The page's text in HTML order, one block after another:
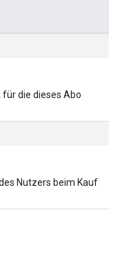
für die dieses Abo
Nutzers beim Kauf